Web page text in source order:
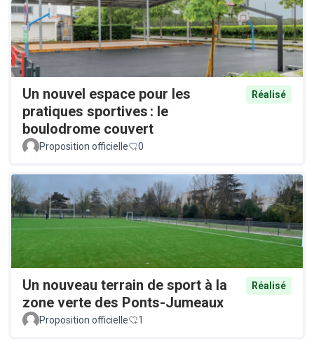
Un nouvel espace pour les
pratiques sportives : le
boulodrome couvert
Réalisé
Proposition officielle 0
Un nouveau terrain de sport à la
zone verte des Ponts-Jumeaux
Réalisé
Proposition officielle 1